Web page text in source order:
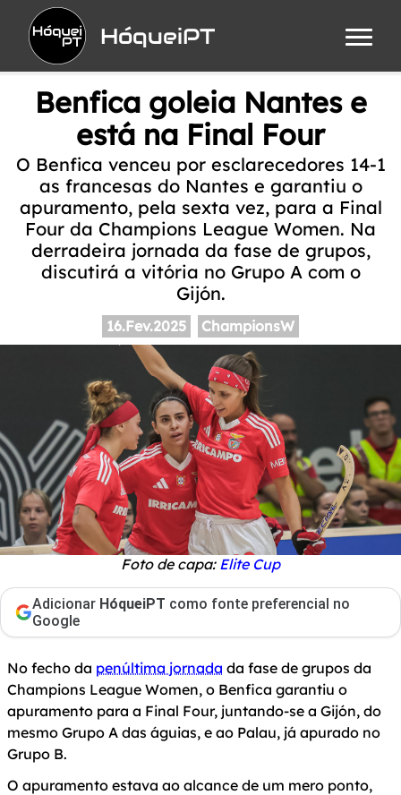
HóqueiPT
Benfica goleia Nantes e
está na Final Four
O Benfica venceu por esclarecedores 14-1
as francesas do Nantes e garantiu o
apuramento, pela sexta vez, para a Final
Four da Champions League Women. Na
derradeira jornada da fase de grupos,
discutirá a vitória no Grupo A com o
Gijón.
16.Fev.2025 ChampionsW
Foto de capa: Elite Cup
Adicionar HóqueiPT como fonte preferencial no
Google
No fecho da penúltima jornada da fase de grupos da
Champions League Women, o Benfica garantiu o
apuramento para a Final Four, juntando-se a Gijón, do
mesmo Grupo A das águias, e ao Palau, já apurado no
Grupo B.
O apuramento estava ao alcance de um mero ponto,